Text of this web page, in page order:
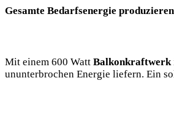
Gesamte Bedarfsenergie produzieren
Mit einem 600 Watt Balkonkraftwerk
ununterbrochen Energie liefern. Ein